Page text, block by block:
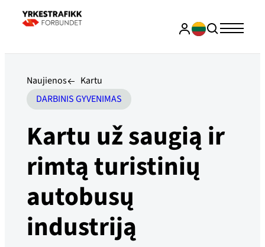
Naujienos
Kartu
DARBINIS GYVENIMAS
Kartu už saugią ir
rimtą turistinių
autobusų
industriją